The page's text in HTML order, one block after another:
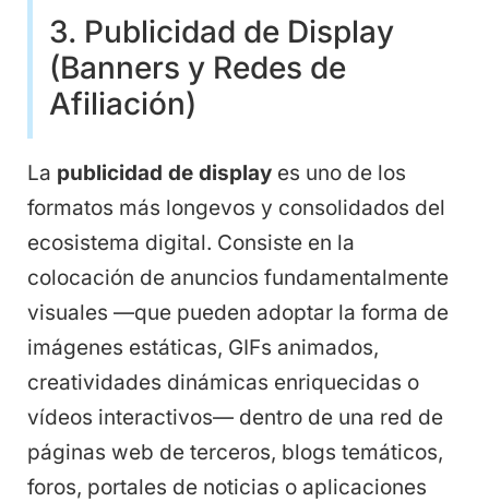
3. Publicidad de Display
(Banners y Redes de
Afiliación)
La publicidad de display es uno de los
formatos más longevos y consolidados del
ecosistema digital. Consiste en la
colocación de anuncios fundamentalmente
visuales —que pueden adoptar la forma de
imágenes estáticas, GIFs animados,
creatividades dinámicas enriquecidas o
vídeos interactivos— dentro de una red de
páginas web de terceros, blogs temáticos,
foros, portales de noticias o aplicaciones